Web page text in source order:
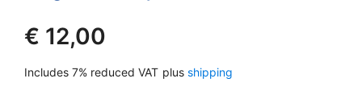
€ 12,00
Includes 7% reduced VAT plus shipping